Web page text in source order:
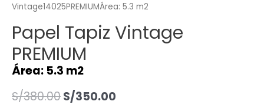
Vintage14025PREMIUMÁrea: 5.3 m2
Papel Tapiz Vintage
PREMIUM
Área: 5.3 m2
S/380.00S/350.00